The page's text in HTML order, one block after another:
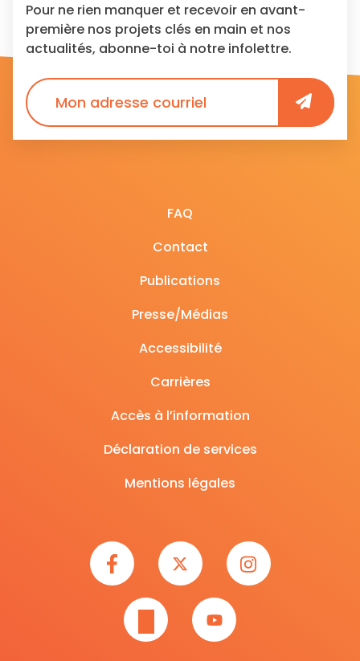
Pour ne rien manquer et recevoir en avant-
première nos projets clés en main et nos
actualités, abonne-toi à notre infolettre.
FAQ
Contact
Publications
Presse/Médias
Accessibilité
Carrières
Accès à l’information
Déclaration de services
Mentions légales